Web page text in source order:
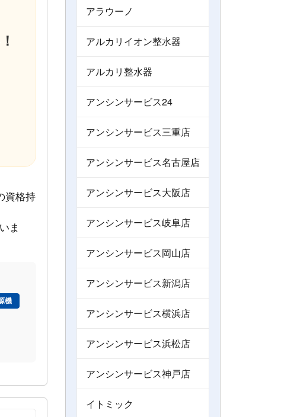
資格持
ま
機
アラウーノ
アルカリイオン整水器
アルカリ整水器
アンシンサービス24
アンシンサービス三重店
アンシンサービス名古屋店
アンシンサービス大阪店
アンシンサービス岐阜店
アンシンサービス岡山店
アンシンサービス新潟店
アンシンサービス横浜店
アンシンサービス浜松店
アンシンサービス神戸店
イトミック